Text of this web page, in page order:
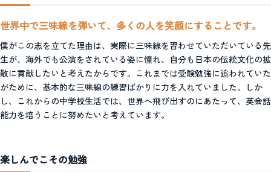
世界中で三味線を弾いて、多くの人を笑顔にすることです。
僕がこの志を立てた理由は、実際に三味線を習わせていただいている先
生が、海外でも公演をされている姿に憧れ、自分も日本の伝統文化の拡
散に貢献したいと考えたからです。これまでは受験勉強に追われていた
がために、基本的な三味線の練習ばかりに力を入れていました。しか
し、これからの中学校生活では、世界へ飛び出すのにあたって、英会話
能力を培うことに努めたいと考えています。
楽しんでこその勉強